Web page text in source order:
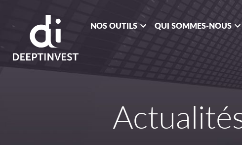
NOS OUTILS QUI SOMMES-NOUS